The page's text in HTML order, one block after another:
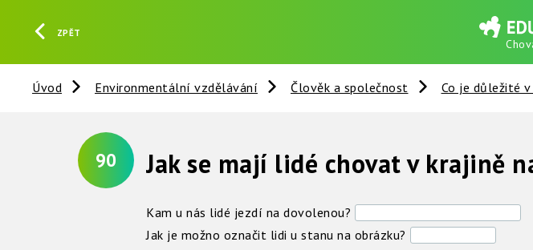
ZPĚT
Úvod Environmentální vzdělávání Člověk a společnost Co je důležité
90 Jak se mají lidé chovat v krajině
Kam u nás lidé jezdí na dovolenou?
Jak je možno označit lidi u stanu na obrázku?